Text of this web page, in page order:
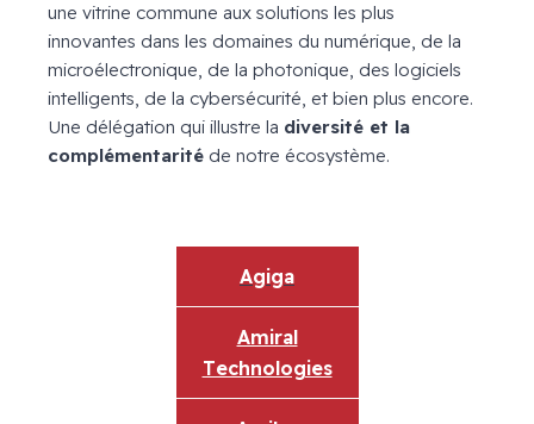
une vitrine commune aux solutions les plus
innovantes dans les domaines du numérique, de la
microélectronique, de la photonique, des logiciels
intelligents, de la cybersécurité, et bien plus encore.
Une délégation qui illustre la diversité et la
complémentarité de notre écosystème.
Agiga
Amiral
Technologies